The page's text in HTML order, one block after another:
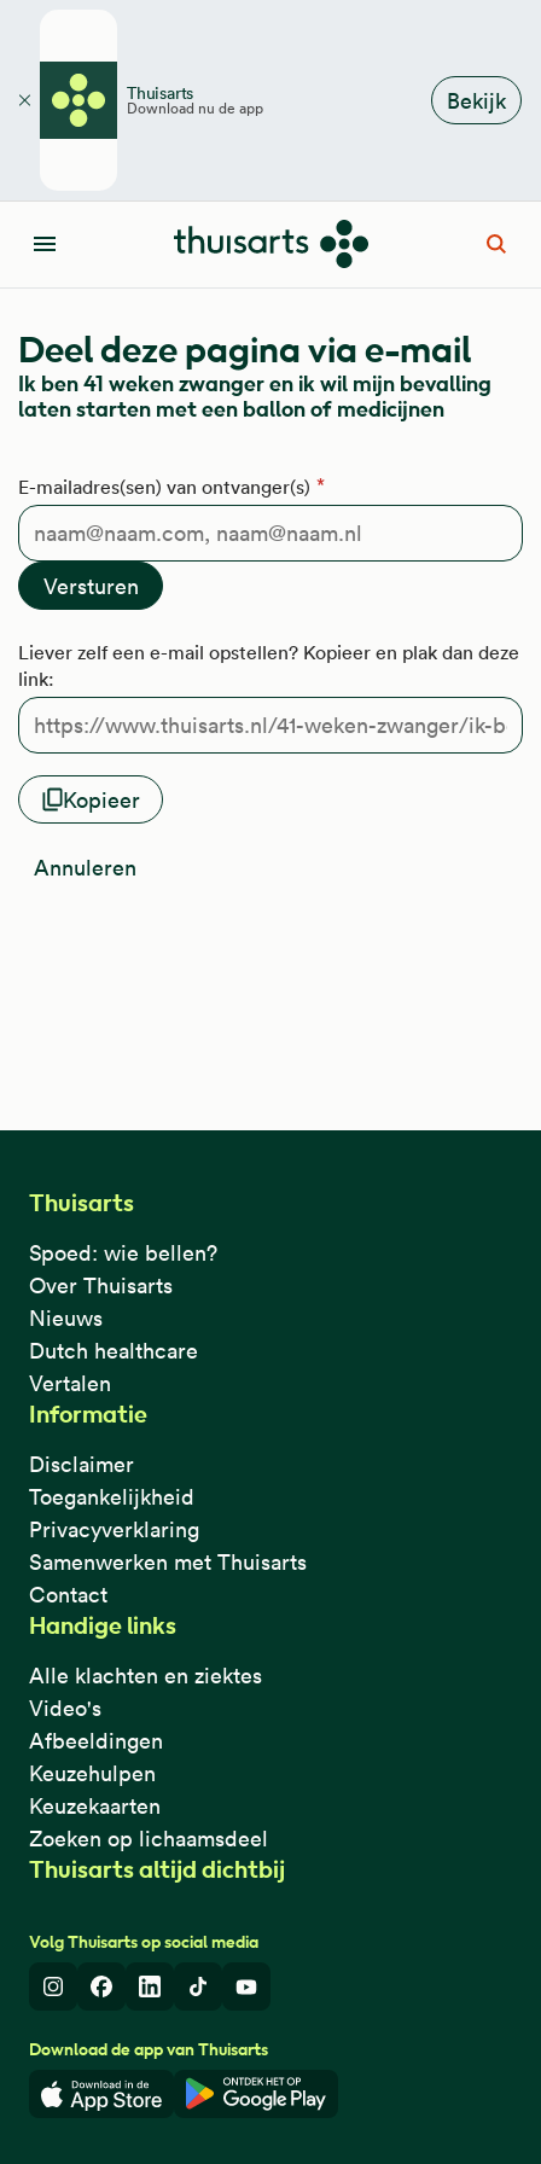
Thuisarts
Download nu de app Bekijk
Sluiten
Menu
Deel deze pagina via e-mail
Ik ben 41 weken zwanger en ik wil mijn bevalling
laten starten met een ballon of medicijnen
E-mailadres(sen) van ontvanger(s)
Liever zelf een e-mail opstellen? Kopieer en plak dan deze
link:
Kopieer
Annuleren
Thuisarts
Spoed: wie bellen?
Over Thuisarts
Nieuws
Dutch healthcare
Vertalen
Informatie
Disclaimer
Toegankelijkheid
Privacyverklaring
Samenwerken met Thuisarts
Contact
Handige links
Alle klachten en ziektes
Video's
Afbeeldingen
Keuzehulpen
Keuzekaarten
Zoeken op lichaamsdeel
Thuisarts altijd dichtbij
Volg Thuisarts op social media
InstagramFacebook
LinkedInTikTokYoutube
Download de app van Thuisarts
Download in de App StoreDownload in de Google Play